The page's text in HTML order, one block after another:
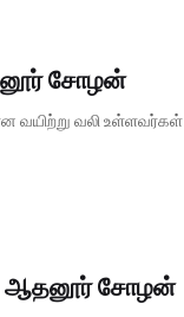
சோழன்
வயிற்று வலி உள்ளவர்கள்
ஆதனூர் சோழன்